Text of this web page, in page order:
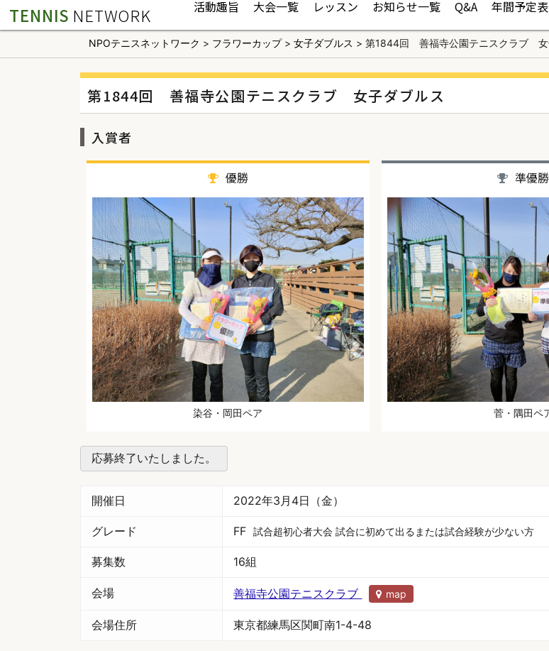
TENNIS NETWORK 活動趣旨 大会一覧 レッスン お知らせ一覧 Q&A 年間予定表
NPOテニスネットワーク > フラワーカップ> 女子ダブルス > 第1844回 善福寺公園テニスクラブ 女
第1844回 善福寺公園テニスクラブ 女子ダブルス
入賞者
優勝
染谷・岡田ペア
準優勝
菅・隅田ペ
応募終了いたしました。
開催日 2022年3月4日（金）
グレード FF 試合超初心者大会 試合に初めて出るまたは試合経験が少ない方
募集数 16組
会場 善福寺公園テニスクラブ map
会場住所 東京都練馬区関町南1-4-48